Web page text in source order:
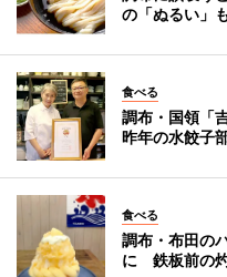
の「ぬるい」
食べる
調布・国領「
昨年の水餃子
食べる
調布・布田の
に 鉄板前の